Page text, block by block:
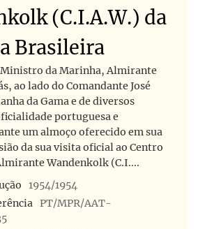
(C.I.A.W.) da
Brasileira
da Marinha, Almirante
ao lado do Comandante José
da Gama e de diversos
portuguesa e
um almoço oferecido em sua
da sua visita oficial ao Centro
Wandenkolk (C.I....
1954/1954
PT/MPR/AAT-